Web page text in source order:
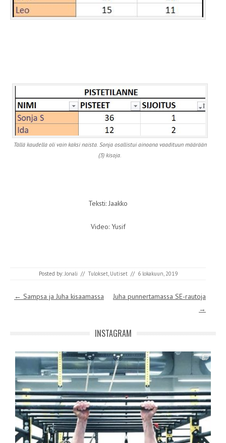
Tällä kaudella oli vain kaksi naista. Sonja osallistui ainoana vaadituun määrään
(3) kisoja.
Teksti: Jaakko
Video: Yusif
Posted by:Jonali // Tulokset, Uutiset // 6 lokakuun, 2019
Post navigation
← Sampsa ja Juha kisaamassa
Juha punnertamassa SE-rautoja
→
INSTAGRAM